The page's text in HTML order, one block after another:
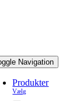
Navigation
Produkter
Vælg